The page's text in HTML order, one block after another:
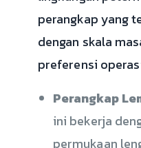
perangkap yang
dengan skala
preferensi
Perangkap
ini bekerja
permukaan